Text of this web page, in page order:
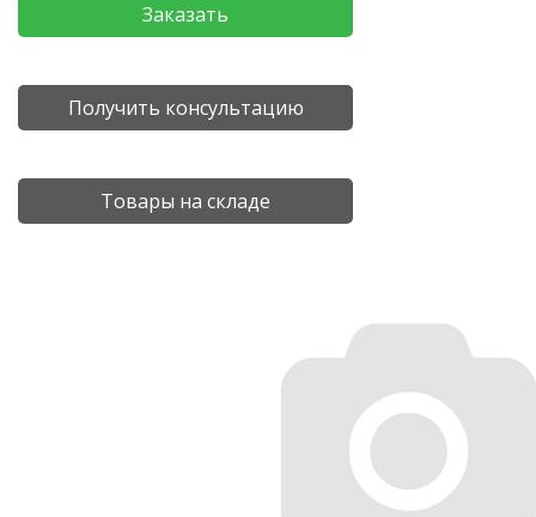
Заказать
Получить консультацию
Товары на складе